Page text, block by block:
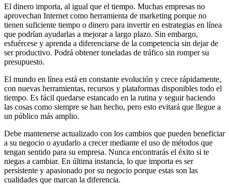
El dinero importa, al igual que el tiempo. Muchas empresas no
aprovechan Internet como herramienta de marketing porque no
tienen suficiente tiempo o dinero para invertir en estrategias en línea
que podrían ayudarlas a mejorar a largo plazo. Sin embargo,
esfuércese y aprenda a diferenciarse de la competencia sin dejar de
ser productivo. Podrá obtener toneladas de tráfico sin romper su
presupuesto.
El mundo en línea está en constante evolución y crece rápidamente,
con nuevas herramientas, recursos y plataformas disponibles todo el
tiempo. Es fácil quedarse estancado en la rutina y seguir haciendo
las cosas como siempre se han hecho, pero esto evitará que llegue a
un público más amplio.
Debe mantenerse actualizado con los cambios que pueden beneficiar
a su negocio o ayudarlo a crecer mediante el uso de métodos que
tengan sentido para su empresa. Nunca encontrarás el éxito si te
niegas a cambiar. En última instancia, lo que importa es ser
persistente y apasionado por su negocio porque estas son las
cualidades que marcan la diferencia.